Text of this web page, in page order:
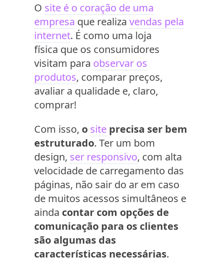
O site é o coração de uma
empresa que realiza vendas pela
internet. É como uma loja
física que os consumidores
visitam para observar os
produtos, comparar preços,
avaliar a qualidade e, claro,
comprar!
Com isso, o site precisa ser bem
estruturado. Ter um bom
design, ser responsivo, com alta
velocidade de carregamento das
páginas, não sair do ar em caso
de muitos acessos simultâneos e
ainda contar com opções de
comunicação para os clientes
são algumas das
características necessárias.